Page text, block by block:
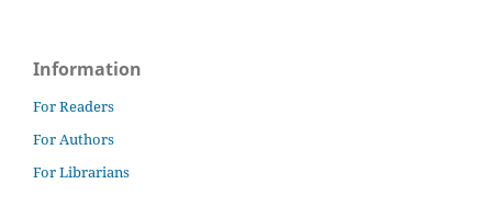
Information
For Readers
For Authors
For Librarians